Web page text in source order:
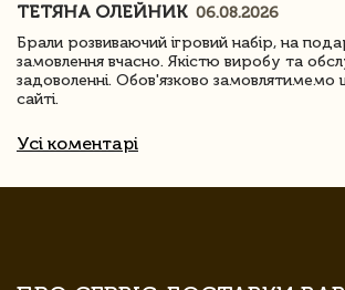
ТЕТЯНА ОЛЕЙНИК 06.08.2026
Брали розвиваючий ігровий набір, на
замовлення вчасно. Якістю виробу та
задоволенні. Обов'язково
сайті.
Усі коментарі